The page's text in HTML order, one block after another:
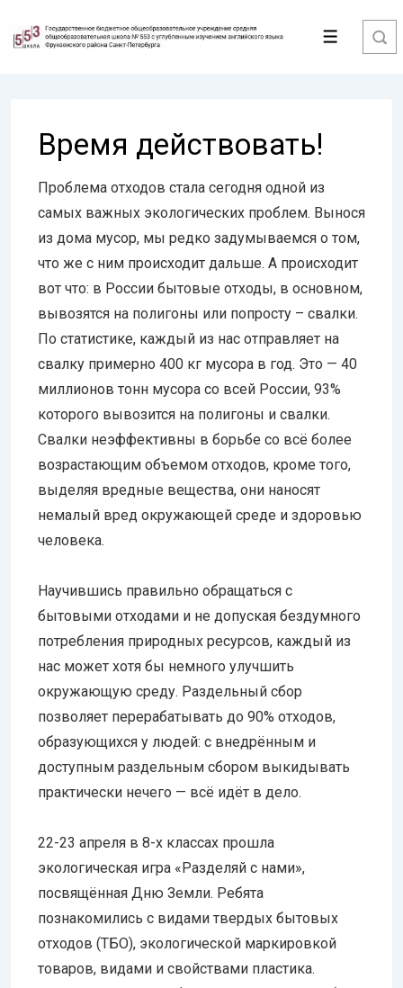
Перейти
Меню
Время действовать!
Проблема отходов стала сегодня одной из
самых важных экологических проблем. Вынося
из дома мусор, мы редко задумываемся о том,
что же с ним происходит дальше. А происходит
вот что: в России бытовые отходы, в основном,
вывозятся на полигоны или попросту – свалки.
По статистике, каждый из нас отправляет на
свалку примерно 400 кг мусора в год. Это — 40
миллионов тонн мусора со всей России, 93%
которого вывозится на полигоны и свалки.
Свалки неэффективны в борьбе со всё более
возрастающим объемом отходов, кроме того,
выделяя вредные вещества, они наносят
немалый вред окружающей среде и здоровью
человека.
Научившись правильно обращаться с
бытовыми отходами и не допуская бездумного
потребления природных ресурсов, каждый из
нас может хотя бы немного улучшить
окружающую среду. Раздельный сбор
позволяет перерабатывать до 90% отходов,
образующихся у людей: с внедрённым и
доступным раздельным сбором выкидывать
практически нечего — всё идёт в дело.
22-23 апреля в 8-х классах прошла
экологическая игра «Разделяй с нами»,
посвящённая Дню Земли. Ребята
познакомились с видами твердых бытовых
отходов (ТБО), экологической маркировкой
товаров, видами и свойствами пластика.